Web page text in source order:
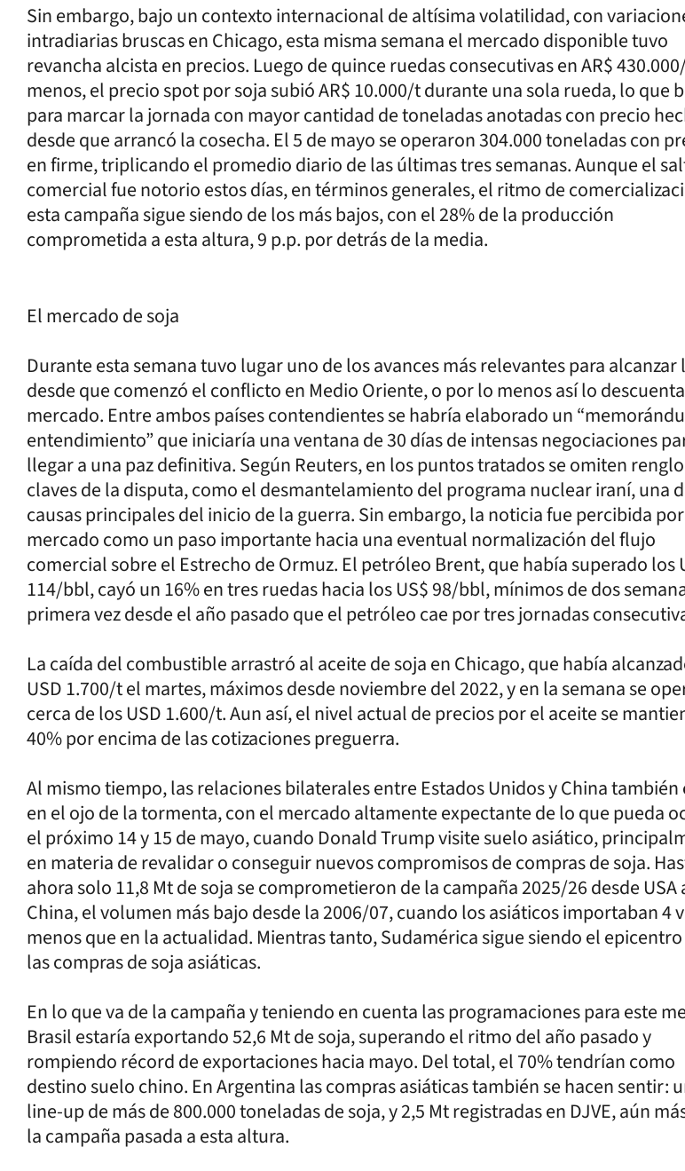
Sin embargo, bajo un contexto internacional de altísima volatilidad, con
intradiarias bruscas en Chicago, esta misma semana el mercado disponible tuvo
revancha alcista en precios. Luego de quince ruedas consecutivas en AR$
menos, el precio spot por soja subió AR$ 10.000/t durante una sola rueda, lo que
para marcar la jornada con mayor cantidad de toneladas anotadas con precio
desde que arrancó la cosecha. El 5 de mayo se operaron 304.000 toneladas con
en firme, triplicando el promedio diario de las últimas tres semanas. Aunque el
comercial fue notorio estos días, en términos generales, el ritmo de
esta campaña sigue siendo de los más bajos, con el 28% de la producción
comprometida a esta altura, 9 p.p. por detrás de la media.
El mercado de soja
Durante esta semana tuvo lugar uno de los avances más relevantes para alcanzar
desde que comenzó el conflicto en Medio Oriente, o por lo menos así lo
mercado. Entre ambos países contendientes se habría elaborado un
entendimiento” que iniciaría una ventana de 30 días de intensas negociaciones
llegar a una paz definitiva. Según Reuters, en los puntos tratados se omiten
claves de la disputa, como el desmantelamiento del programa nuclear iraní, una
causas principales del inicio de la guerra. Sin embargo, la noticia fue percibida
mercado como un paso importante hacia una eventual normalización del flujo
comercial sobre el Estrecho de Ormuz. El petróleo Brent, que había superado los
114/bbl, cayó un 16% en tres ruedas hacia los US$ 98/bbl, mínimos de dos
primera vez desde el año pasado que el petróleo cae por tres jornadas
La caída del combustible arrastró al aceite de soja en Chicago, que había
USD 1.700/t el martes, máximos desde noviembre del 2022, y en la semana se
cerca de los USD 1.600/t. Aun así, el nivel actual de precios por el aceite se
40% por encima de las cotizaciones preguerra.
Al mismo tiempo, las relaciones bilaterales entre Estados Unidos y China también
en el ojo de la tormenta, con el mercado altamente expectante de lo que pueda
el próximo 14 y 15 de mayo, cuando Donald Trump visite suelo asiático,
en materia de revalidar o conseguir nuevos compromisos de compras de soja.
ahora solo 11,8 Mt de soja se comprometieron de la campaña 2025/26 desde USA
China, el volumen más bajo desde la 2006/07, cuando los asiáticos importaban 4
menos que en la actualidad. Mientras tanto, Sudamérica sigue siendo el
las compras de soja asiáticas.
En lo que va de la campaña y teniendo en cuenta las programaciones para este
Brasil estaría exportando 52,6 Mt de soja, superando el ritmo del año pasado y
rompiendo récord de exportaciones hacia mayo. Del total, el 70% tendrían como
destino suelo chino. En Argentina las compras asiáticas también se hacen sentir:
line-up de más de 800.000 toneladas de soja, y 2,5 Mt registradas en DJVE, aún
la campaña pasada a esta altura.